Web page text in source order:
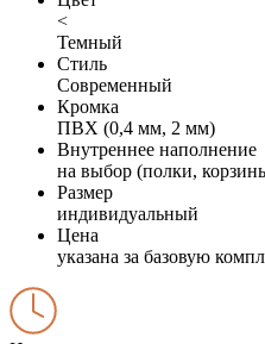
<
Темный
Стиль
Современный
Кромка
ПВХ (0,4 мм, 2 мм)
Внутреннее наполнение
на выбор (полки,
Размер
индивидуальный
Цена
указана за базовую